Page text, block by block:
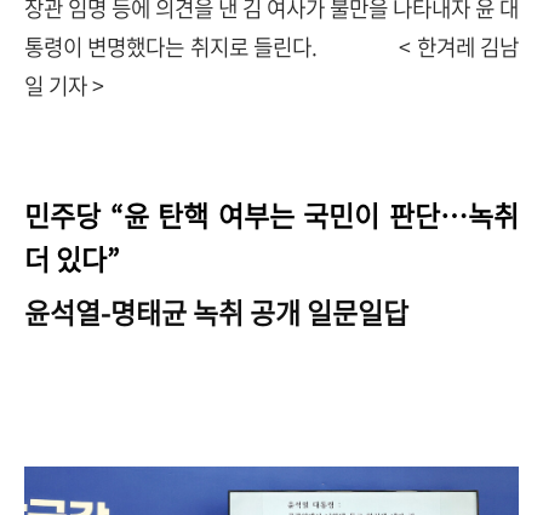
장관 임명 등에 의견을 낸 김 여사가 불만을 나타내자 윤 대
통령이 변명했다는 취지로 들린다. < 한겨레 김남
일 기자 >
민주당 “윤 탄핵 여부는 국민이 판단…녹취
더 있다”
윤석열-명태균 녹취 공개 일문일답